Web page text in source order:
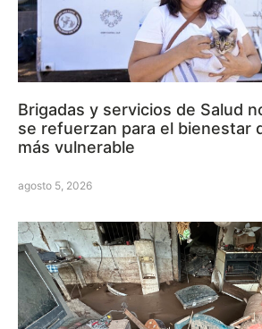
Brigadas y servicios de Salud
se refuerzan para el bienestar
más vulnerable
agosto 5, 2026